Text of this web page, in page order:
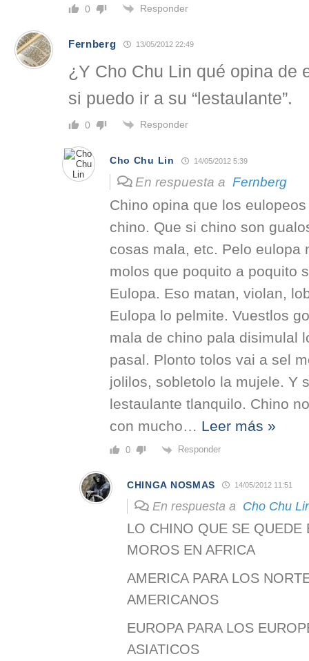
0 Responder
Fernberg 13/05/2012 22:49
¿Y Cho Chu Lin qué opina de
si puedo ir a su “lestaulante”.
0 Responder
Cho Chu Lin 14/05/2012 5:39
En respuesta a Fernberg
Chino opina que los
chino. Que si chino son
cosas mala, etc. Pelo eulopa
molos que poquito a poquito
Eulopa. Eso matan, violan,
Eulopa lo pelmite. Vuestlos
mala de chino pala disimulal
pasal. Plonto tolos vai a sel
jolilos, sobletolo la mujele. Y
lestaulante tlanquilo. Chino
con mucho… Leer más »
0 Responder
CHINGA NOSMAS 14/05/2012 11:51
En respuesta a Cho Chu
LO CHINO QUE SE QUEDE
MOROS EN AFRICA
AMERICA PARA LOS
AMERICANOS
EUROPA PARA LOS
ASIATICOS